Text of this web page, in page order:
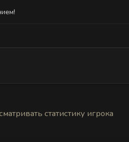
статистику игрока